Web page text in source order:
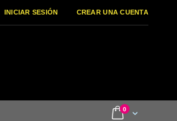
INICIAR SESIÓN CREAR UNA CUENTA
Cart
0items